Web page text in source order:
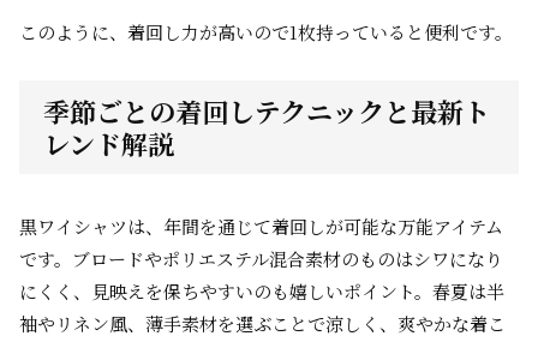
このように、着回し力が高いので1枚持っていると便利です。
季節ごとの着回しテクニックと最新ト
レンド解説
黒ワイシャツは、年間を通じて着回しが可能な万能アイテム
です。ブロードやポリエステル混合素材のものはシワになり
にくく、見映えを保ちやすいのも嬉しいポイント。春夏は半
袖やリネン風、薄手素材を選ぶことで涼しく、爽やかな着こ